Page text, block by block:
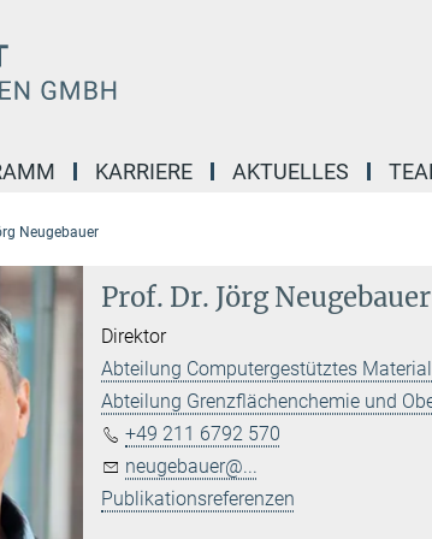
KARRIERE AKTUELLES
Neugebauer
Prof. Dr. Jörg Neugebauer
Direktor
Abteilung Computergestütztes
Abteilung Grenzflächenchemie und
+49 211 6792 570
neugebauer@...
Publikationsreferenzen